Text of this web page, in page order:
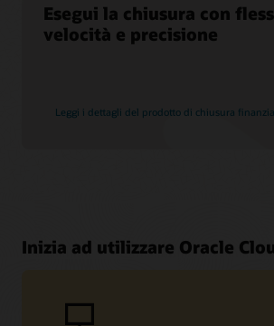
Esegui la chiusura con
velocità e precisione
Leggi i dettagli del prodotto di chiusura
Inizia ad utilizzare Oracle